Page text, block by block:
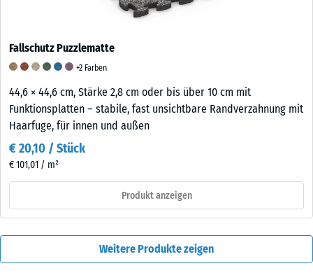
Fallschutz Puzzlematte
+2 Farben
44,6 × 44,6 cm, Stärke 2,8 cm oder bis über 10 cm mit
Funktionsplatten – stabile, fast unsichtbare Randverzahnung mit
Haarfuge, für innen und außen
€ 20,10 / Stück
€ 101,01 / m²
Produkt anzeigen
Weitere Produkte zeigen